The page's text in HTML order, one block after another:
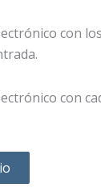
con
con